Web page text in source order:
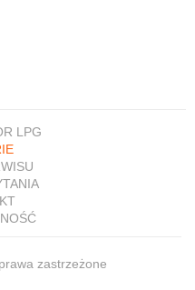
LPG
zastrzeżone